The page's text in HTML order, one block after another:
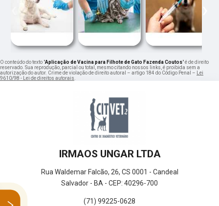
O conteúdo do texto "Aplicação de Vacina para Filhote de Gato Fazenda Coutos" é de direito
reservado. Sua reprodução, parcial ou total, mesmo citando nossos links, é proibida sem a
autorização do autor. Crime de violação de direito autoral – artigo 184 do Código Penal – Lei
9610/98 - Lei de direitos autorais.
IRMAOS UNGAR LTDA
Rua Waldemar Falcão, 26, CS 0001 - Candeal
Salvador - BA - CEP: 40296-700
(71) 99225-0628